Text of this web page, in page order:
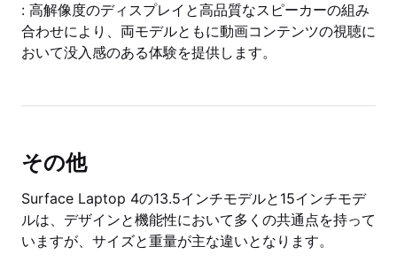
: 高解像度のディスプレイと高品質なスピーカーの組み
合わせにより、両モデルともに動画コンテンツの視聴に
おいて没入感のある体験を提供します。
その他
Surface Laptop 4の13.5インチモデルと15インチモデ
ルは、デザインと機能性において多くの共通点を持って
いますが、サイズと重量が主な違いとなります。